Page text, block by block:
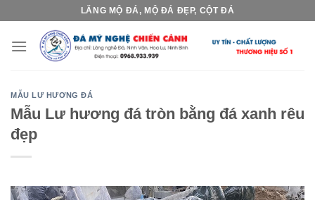
content
LĂNG MỘ ĐÁ, MỘ ĐÁ ĐẸP, CỘT ĐÁ
MẪU LƯ HƯƠNG ĐÁ
Mẫu Lư hương đá tròn bằng đá xanh rêu
đẹp